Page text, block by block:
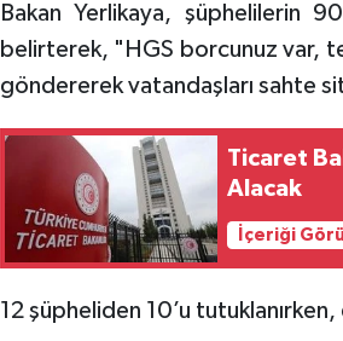
Bakan Yerlikaya, şüphelilerin
belirterek, "HGS borcunuz var,
göndererek vatandaşları sahte
Ticaret
Alacak
İçeriği
12 şüpheliden 10’u